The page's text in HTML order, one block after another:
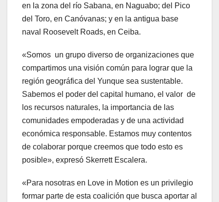
en la zona del río Sabana, en Naguabo; del Pico
del Toro, en Canóvanas; y en la antigua base
naval Roosevelt Roads, en Ceiba.
«Somos un grupo diverso de organizaciones que
compartimos una visión común para lograr que la
región geográfica del Yunque sea sustentable.
Sabemos el poder del capital humano, el valor de
los recursos naturales, la importancia de las
comunidades empoderadas y de una actividad
económica responsable. Estamos muy contentos
de colaborar porque creemos que todo esto es
posible», expresó Skerrett Escalera.
«Para nosotras en Love in Motion es un privilegio
formar parte de esta coalición que busca aportar al